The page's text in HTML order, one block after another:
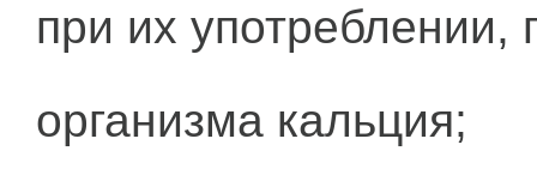
при их
организма кальция;